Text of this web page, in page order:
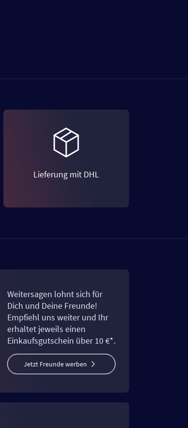
Lieferung mit DHL
Weitersagen lohnt sich für
Dich und Deine Freunde!
Empfiehl uns weiter und Ihr
erhaltet jeweils einen
Einkaufsgutschein über 10 €*.
Jetzt Freunde werben